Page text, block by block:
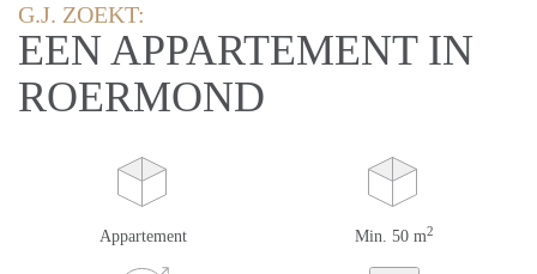
G.J. ZOEKT:
EEN APPARTEMENT IN
ROERMOND
Appartement Min. 50 m2